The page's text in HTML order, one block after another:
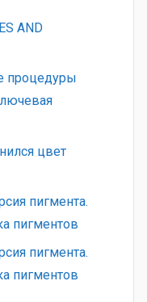
AND
процедуры
цвет
пигмента.
пигментов
пигмента.
пигментов